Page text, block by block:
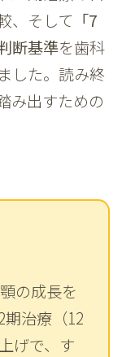
、そして 「7
断基準を歯科
した。読み終
み出すための
の成長を
治療（12
げで、す